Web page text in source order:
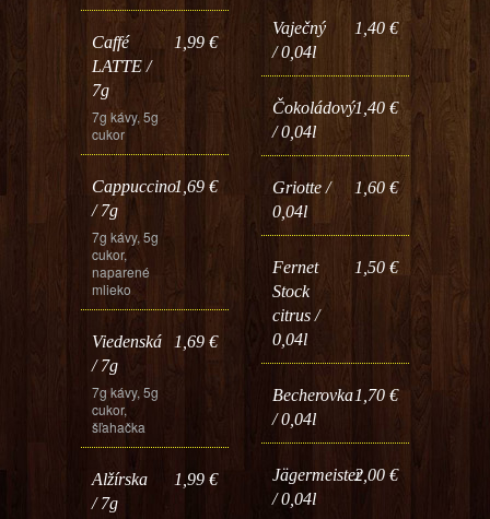
Caffé
LATTE /
7g
1,99 €
7g kávy, 5g
cukor
Cappuccino
/ 7g
1,69 €
7g kávy, 5g
cukor,
naparené
mlieko
Viedenská
/ 7g
1,69 €
7g kávy, 5g
cukor,
šľahačka
Alžírska
/ 7g
1,99 €
Vaječný
/ 0,04l
1,40 €
Čokoládový
/ 0,04l
1,40 €
Griotte /
0,04l
1,60 €
Fernet
Stock
citrus /
0,04l
1,50 €
Becherovka
/ 0,04l
1,70 €
Jägermeister
/ 0,04l
2,00 €